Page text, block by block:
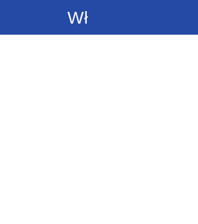
Włącz
powiadomienia